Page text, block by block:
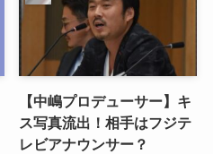
【中嶋プロデューサー】キ
ス写真流出！相手はフジテ
レビアナウンサー？